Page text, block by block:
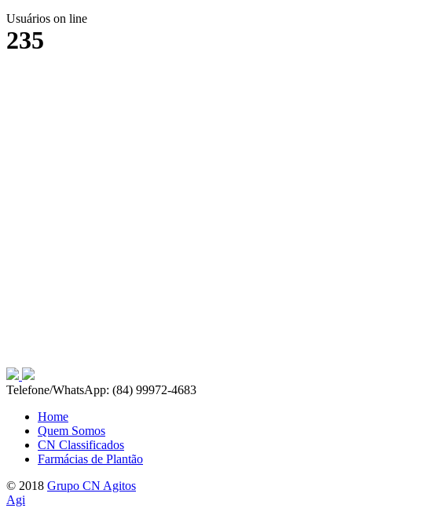
Usuários on line
235
Telefone/WhatsApp: (84) 99972-4683
Home
Quem Somos
CN Classificados
Farmácias de Plantão
© 2018 Grupo CN Agitos
Agi